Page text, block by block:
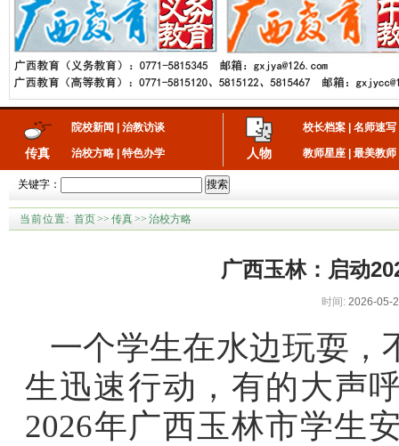
传真
院校新闻 治教访谈
治校方略 特色办学 人物
校长档案 名师速写
教师星座 最美教师
关键字： 搜索
当前位置: 首页>> 传真>> 治校方略
广西玉林：启动
时间: 2026-05-
一个学生在水边玩耍，
生迅速行动，有的大声
2026年广西玉林市学生